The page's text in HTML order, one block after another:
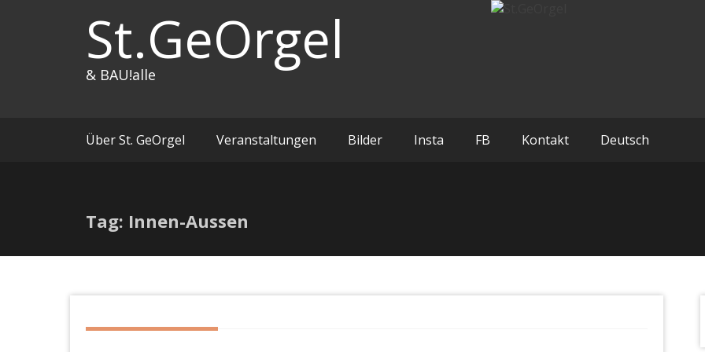
St.GeOrgel
& BAU!alle
Über St. GeOrgel Veranstaltungen Bilder Insta FB Kontakt Deutsch
Tag: Innen-Aussen